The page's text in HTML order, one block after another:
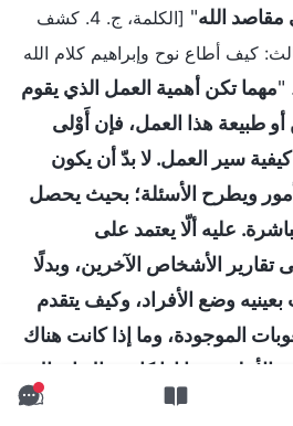
مقاصد الله"
[الكلمة، ج. 4. كشف
كيف أطاع نوح وإبراهيم كلام الله
.مهما تكن أهمية العمل الذي يقوم
أو طبيعة هذا العمل، فإن أَوْلى
سير العمل. لا بدّ أن يكون
ويطرح الأسئلة؛ بحيث يحصل
عليه ألّا يعتمد على
تقارير الأشخاص الآخرين، وبدلًا
وضع الأفراد، وكيف يتقدم
الموجودة، وما إذا كانت هناك
وما إذا كان هناك انتهاك
اضطرابات أو عراقيل، وما إذا